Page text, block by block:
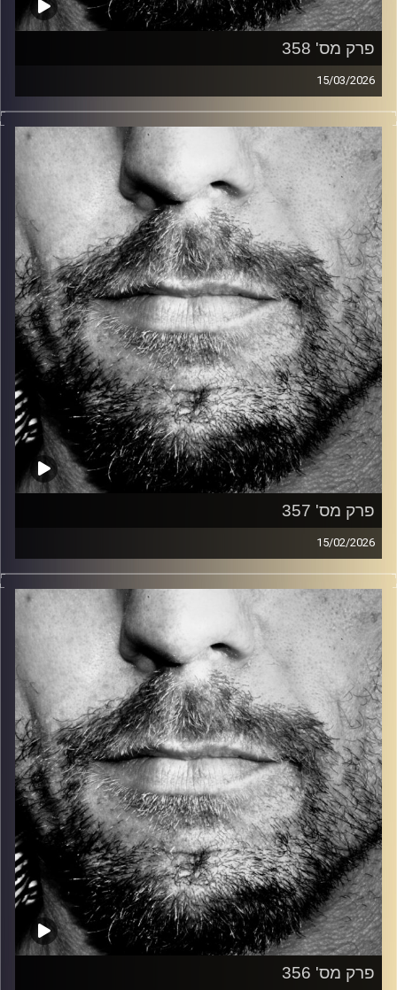
פרק מס' 358
15/03/2026
זיפים, מוזיקה מחוספסת של הופעות חיות. הרבה ג'אם, רוק,
בלוז, bluegrass, ג'אז, Fאנק, פרוגרסיב ואפילו אלקטרוניקה.
כל מה שחי, אמיתי ונושם.
עם שמוליק רגב.
קרדיט תמונות: David Goehring
פרק מס' 357
15/02/2026
זיפים, מוזיקה מחוספסת של הופעות חיות. הרבה ג'אם, רוק,
בלוז, bluegrass, ג'אז, Fאנק, פרוגרסיב ואפילו אלקטרוניקה.
כל מה שחי, אמיתי ונושם.
עם שמוליק רגב.
קרדיט תמונות: David Goehring
פרק מס' 356